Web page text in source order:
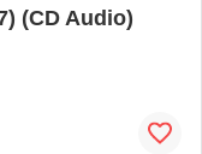
(CD Audio)